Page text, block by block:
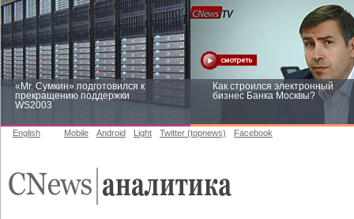
«Mr. Сумкин» подготовился к
прекращению поддержки
WS2003
Как строился электронный
бизнес Банка Москвы?
English Mobile Android Light Twitter (topnews) Facebook